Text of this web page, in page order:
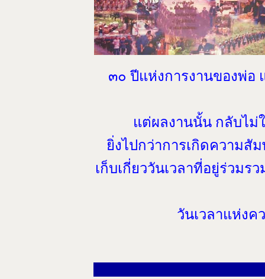
๓๐ ปีแห่งการงานของพ่อ
แต่ผลงานนั้น กลับไม่
ยิ่งไปกว่าการเกิดความสั
เก็บเกี่ยววันเวลาที่อยู่ร่วมร
วันเวลาแห่งค